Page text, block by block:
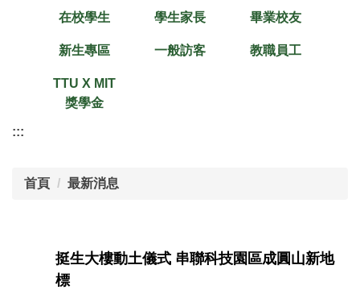
在校學生 學生家長 畢業校友
新生專區 一般訪客 教職員工
TTU X MIT
獎學金
:::
首頁 最新消息
挺生大樓動土儀式 串聯科技園區成圓山新地
標